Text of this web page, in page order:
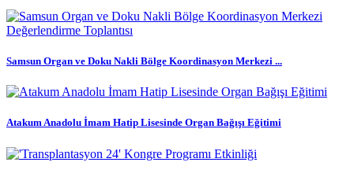
Samsun Organ ve Doku Nakli Bölge Koordinasyon Merkezi ...
Atakum Anadolu İmam Hatip Lisesinde Organ Bağışı Eğitimi